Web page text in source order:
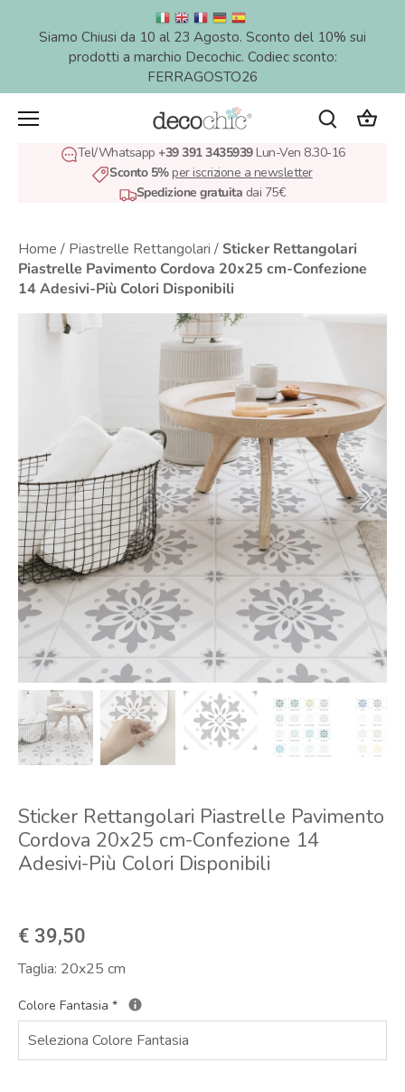
Siamo Chiusi da 10 al 23 Agosto. Sconto del 10% sui
prodotti a marchio Decochic. Codiec sconto:
FERRAGOSTO26
Tel/Whatsapp +39 391 3435939Lun-Ven 8.30-16
Sconto 5%per iscrizione a newsletter
Spedizione gratuita dai 75€
Home / Piastrelle Rettangolari / Sticker Rettangolari
Piastrelle Pavimento Cordova 20x25 cm-Confezione
14 Adesivi-Più Colori Disponibili
Sticker Rettangolari Piastrelle Pavimento
Cordova 20x25 cm-Confezione 14
Adesivi-Più Colori Disponibili
€ 39,50
Taglia: 20x25 cm
Colore Fantasia *